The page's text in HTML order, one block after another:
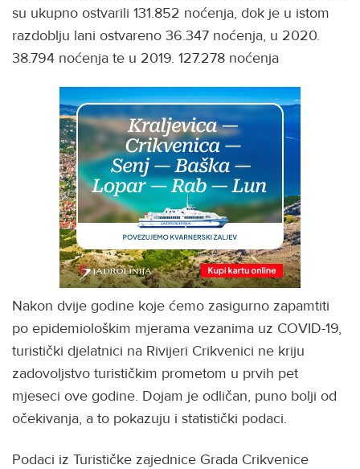
su ukupno ostvarili 131.852 noćenja, dok je u istom
razdoblju lani ostvareno 36.347 noćenja, u 2020.
38.794 noćenja te u 2019. 127.278 noćenja
Nakon dvije godine koje ćemo zasigurno zapamtiti
po epidemiološkim mjerama vezanima uz COVID-19,
turistički djelatnici na Rivijeri Crikvenici ne kriju
zadovoljstvo turističkim prometom u prvih pet
mjeseci ove godine. Dojam je odličan, puno bolji od
očekivanja, a to pokazuju i statistički podaci.
Podaci iz Turističke zajednice Grada Crikvenice